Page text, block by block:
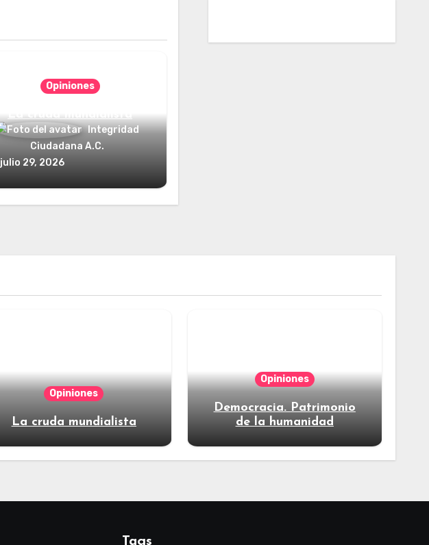
Opiniones
La cruda mundialista
Integridad
Ciudadana A.C.
julio 29, 2026
Opiniones
La cruda mundialista
Opiniones
Democracia. Patrimonio
de la humanidad
Tags